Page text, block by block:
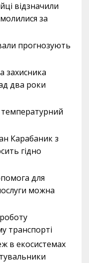
відзначили
за
прогнозують
захисника
два роки
температурний
Карабаник з
гідно
для
можна
транспорті
в екосистемах